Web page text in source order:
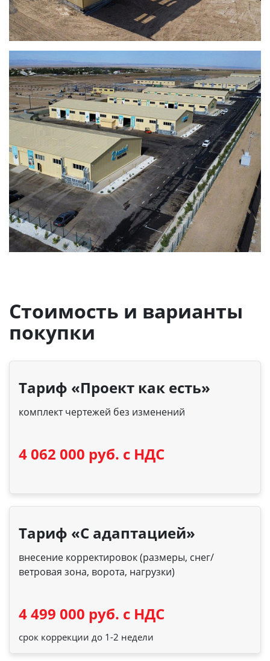
Стоимость и варианты
покупки
Тариф «Проект как есть»
комплект чертежей без изменений
4 062 000 руб. с НДС
Тариф «С адаптацией»
внесение корректировок (размеры, снег/
ветровая зона, ворота, нагрузки)
4 499 000 руб. с НДС
срок коррекции до 1-2 недели